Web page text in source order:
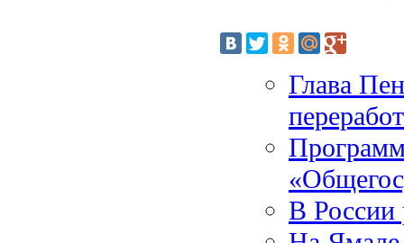
Глава
В России